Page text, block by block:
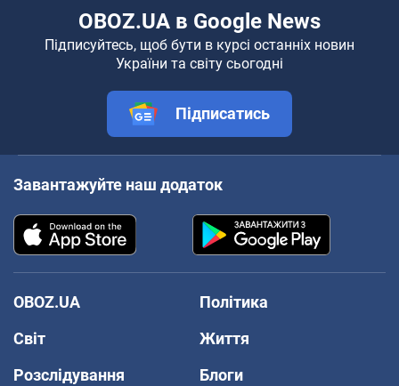
OBOZ.UA в Google News
Підписуйтесь, щоб бути в курсі останніх новин
України та світу сьогодні
Підписатись
Завантажуйте наш додаток
OBOZ.UA
Політика
Світ
Життя
Розслідування
Блоги